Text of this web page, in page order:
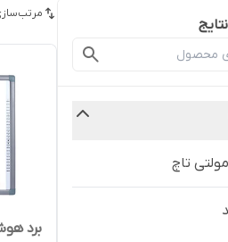
تاچ
برد هوشمند